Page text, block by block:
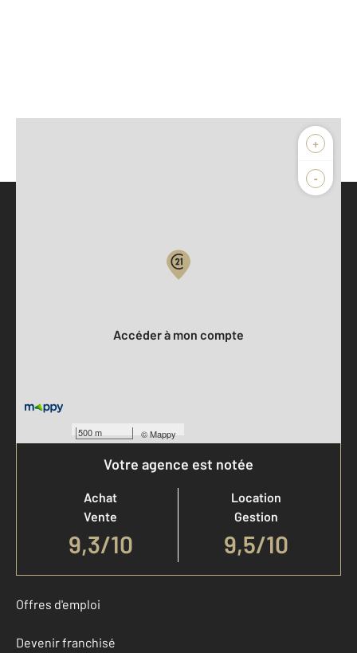
+
-
500 m ©Mappy
Accéder à mon compte
Votre agence est notée
Achat
Vente
9,3/10
Location
Gestion
9,5/10
Offres d'emploi
Devenir franchisé